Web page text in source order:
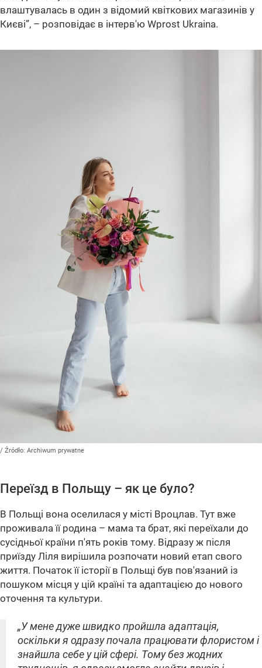
влаштувалась в один з відомий квіткових магазинів у
Києві”, – розповідає в інтерв'ю Wprost Ukraina.
/ Źródło: Archiwum prywatne
Переїзд в Польщу – як це було?
В Польщі вона оселилася у місті Вроцлав. Тут вже
проживала її родина – мама та брат, які переїхали до
сусідньої країни п'ять років тому. Відразу ж після
приїзду Ліля вирішила розпочати новий етап свого
життя. Початок її історії в Польщі був пов'язаний із
пошуком місця у цій країні та адаптацією до нового
оточення та культури.
„У мене дуже швидко пройшла адаптація,
оскільки я одразу почала працювати флористом і
знайшла себе у цій сфері. Тому без жодних